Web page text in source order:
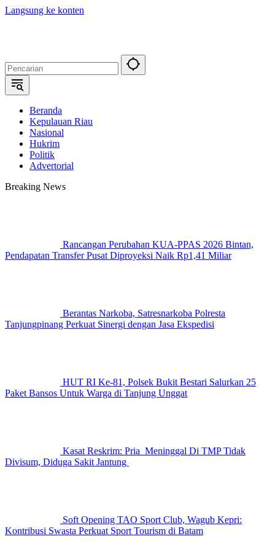
Langsung ke konten
Beranda
Kepulauan Riau
Nasional
Hukrim
Politik
Advertorial
Breaking News
Rancangan Perubahan KUA-PPAS 2026 Bintan,
Pendapatan Transfer Pusat Diproyeksi Naik Rp1,41 Miliar
Berantas Narkoba, Satresnarkoba Polresta
Tanjungpinang Perkuat Sinergi dengan Jasa Ekspedisi
HUT RI Ke-81, Polsek Bukit Bestari Salurkan 25
Paket Bansos Untuk Warga di Tanjung Unggat
Kasat Reskrim: Pria Meninggal Di TMP Tidak
Divisum, Diduga Sakit Jantung
Soft Opening TAO Sport Club, Wagub Kepri:
Kontribusi Swasta Perkuat Sport Tourism di Batam